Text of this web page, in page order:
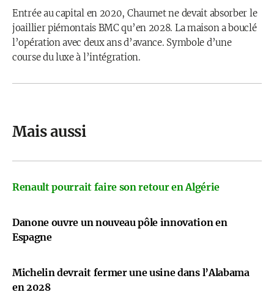
Entrée au capital en 2020, Chaumet ne devait absorber le
joaillier piémontais BMC qu’en 2028. La maison a bouclé
l’opération avec deux ans d’avance. Symbole d’une
course du luxe à l’intégration.
Mais aussi
Renault pourrait faire son retour en Algérie
Danone ouvre un nouveau pôle innovation en
Espagne
Michelin devrait fermer une usine dans l’Alabama
en 2028